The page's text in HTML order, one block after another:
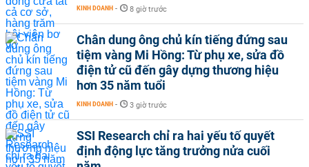
KINH DOANH - 8 giờ trước
Chân dung ông chủ kín tiếng đứng sau
tiệm vàng Mi Hồng: Từ phụ xe, sửa đồ
điện tử cũ đến gây dựng thương hiệu
hơn 35 năm tuổi
KINH DOANH - 3 giờ trước
SSI Research chỉ ra hai yếu tố quyết
định động lực tăng trưởng nửa cuối